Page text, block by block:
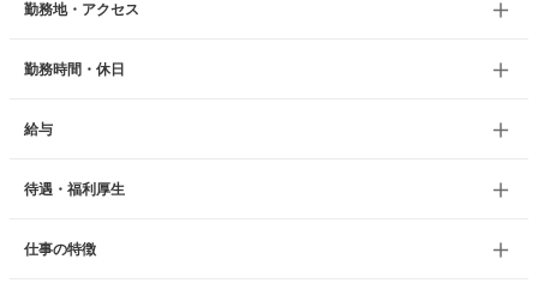
勤務地・アクセス
勤務時間・休日
給与
待遇・福利厚生
仕事の特徴